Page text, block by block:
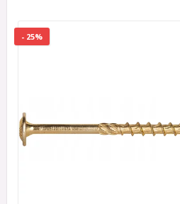
- 25%